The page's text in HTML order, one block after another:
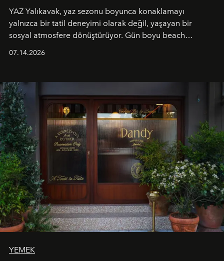
YAZ Yalıkavak, yaz sezonu boyunca konaklamayı
yalnızca bir tatil deneyimi olarak değil, yaşayan bir
sosyal atmosfere dönüştürüyor. Gün boyu beach
tematik gastronomi geceleri misafirlerle buluşuyor.
Paylaşıma, lezzete ve müziğe odaklanan bu özel
akşamlar, YAZ’ın sade lüks anlayışını gün batımından
geceye taşıyarak her hafta farklı bir deneyim sunuyor.
07.14.2026
YEMEK